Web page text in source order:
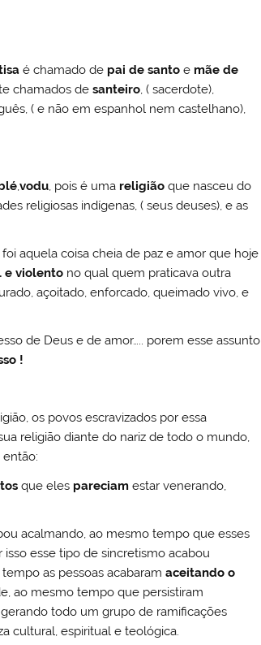
é chamado de pai de santo e mãe de
chamados desanteiro, ( sacerdote),
( e não em espanhol nem castelhano),
,vodu, pois é uma religião que nasceu do
religiosas indígenas, ( seus deuses), e as
aquela coisa cheia de paz e amor que hoje
e violento no qual quem praticava outra
açoitado, enforcado, queimado vivo, e
de Deus e de amor….. porem esse assunto
!
os povos escravizados por essa
religião diante do nariz de todo o mundo,
que eles pareciam estar venerando,
acalmando, ao mesmo tempo que esses
isso esse tipo de sincretismo acabou
as pessoas acabaramaceitando o
ao mesmo tempo que persistiram
todo um grupo de ramificações
cultural, espiritual e teológica.